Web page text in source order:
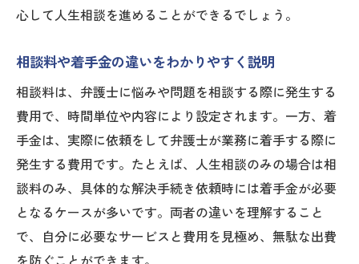
心して人生相談を進めることができるでしょう。
相談料や着手金の違いをわかりやすく説明
相談料は、弁護士に悩みや問題を相談する際に発生する
費用で、時間単位や内容により設定されます。一方、着
手金は、実際に依頼をして弁護士が業務に着手する際に
発生する費用です。たとえば、人生相談のみの場合は相
談料のみ、具体的な解決手続き依頼時には着手金が必要
となるケースが多いです。両者の違いを理解すること
で、自分に必要なサービスと費用を見極め、無駄な出費
を防ぐことができます。